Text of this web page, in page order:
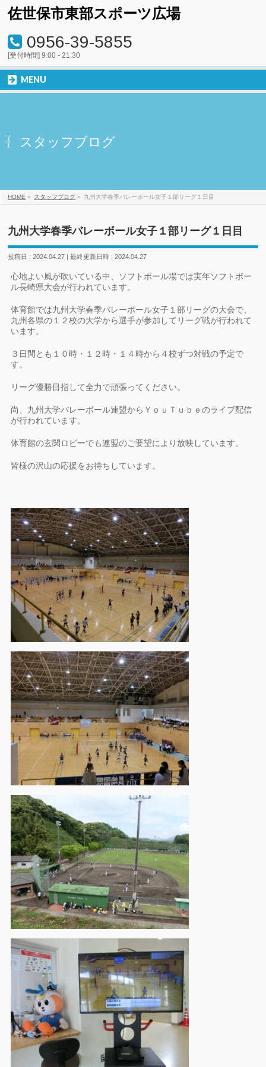
佐世保市東部スポーツ広場
0956-39-5855
[受付時間] 9:00 - 21:30
MENU
スタッフブログ
HOME » スタッフブログ » 九州大学春季バレーボール女子１部リーグ１日目
九州大学春季バレーボール女子１部リーグ１日目
投稿日 : 2024.04.27 最終更新日時 : 2024.04.27
心地よい風が吹いている中、ソフトボール場では実年ソフトボー
ル長崎県大会が行われています。
体育館では九州大学春季バレーボール女子１部リーグの大会で、
九州各県の１２校の大学から選手が参加してリーグ戦が行われて
います。
３日間とも１０時・１２時・１４時から４校ずつ対戦の予定で
す。
リーグ優勝目指して全力で頑張ってください。
尚、九州大学バレーボール連盟からＹｏｕＴｕｂｅのライブ配信
が行われています。
体育館の玄関ロビーでも連盟のご要望により放映しています。
皆様の沢山の応援をお待ちしています。